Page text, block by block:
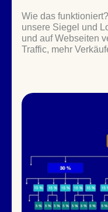
Wie das
unsere Siegel und
und auf Webseiten
Traffic, mehr